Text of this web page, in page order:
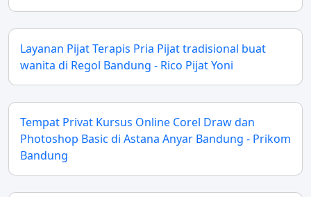
Layanan Pijat Terapis Pria Pijat tradisional buat
wanita di Regol Bandung - Rico Pijat Yoni
Tempat Privat Kursus Online Corel Draw dan
Photoshop Basic di Astana Anyar Bandung - Prikom
Bandung